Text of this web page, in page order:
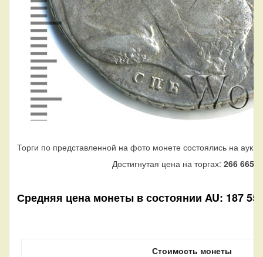
Торги по представленной на фото монете состоялись на
Достигнутая цена на торгах: 266 665
Средняя цена монеты в состоянии AU: 187
Стоимость монеты